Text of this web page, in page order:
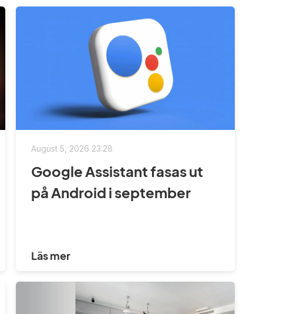
August 5, 2026 23:28
Google Assistant fasas ut
på Android i september
Läs mer